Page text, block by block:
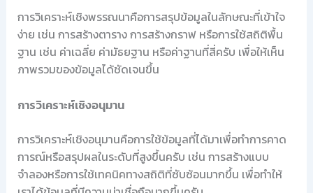
การวิเคราะห์เชิงพรรณนาคือการสรุปข้อมูลในลักษณะที่เข้าใจ
ง่าย เช่น การสร้างตาราง การสร้างกราฟ หรือการใช้สถิติพื้น
ฐาน เช่น ค่าเฉลี่ย ค่ามัธยฐาน หรือค่าฐานที่สี่ครับ เพื่อให้เห็น
ภาพรวมของข้อมูลได้ชัดเจนขึ้น
การวิเคราะห์เชิงอนุมาน
การวิเคราะห์เชิงอนุมานคือการใช้ข้อมูลที่ได้มาเพื่อทำการคาด
การณ์หรือสรุปผลในระดับที่สูงขึ้นครับ เช่น การสร้างแบบ
จำลองหรือการใช้เทคนิคทางสถิติที่ซับซ้อนมากขึ้น เพื่อทำให้